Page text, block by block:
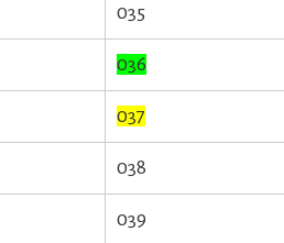
035
036
037
038
039